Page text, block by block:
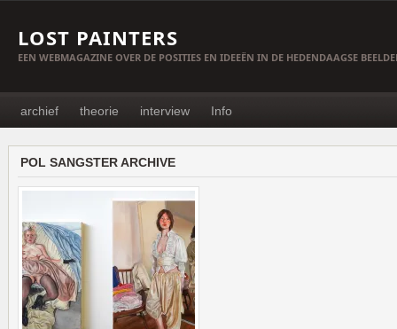
LOST PAINTERS
EEN WEBMAGAZINE OVER DE POSITIES EN IDEEËN IN DE HEDENDAAGSE
archief theorie interview Info
POL SANGSTER ARCHIVE